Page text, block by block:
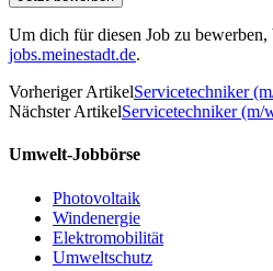
Um dich für diesen Job zu bewerben,
jobs.meinestadt.de.
Vorheriger ArtikelServicetechniker
Nächster ArtikelServicetechniker (m/
Umwelt-Jobbörse
Photovoltaik
Windenergie
Elektromobilität
Umweltschutz